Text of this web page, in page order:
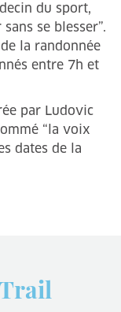
du sport,
se blesser”.
la randonnée
entre 7h et
par Ludovic
“la voix
dates de la